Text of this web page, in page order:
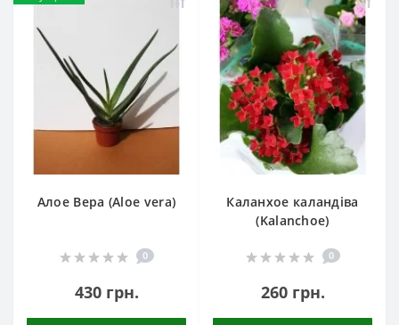
Алое Вера (Aloe vera)
0
430 грн.
Каланхое каландіва
(Kalanchoe)
0
260 грн.